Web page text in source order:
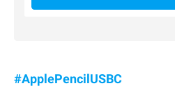
#ApplePencilUSBC